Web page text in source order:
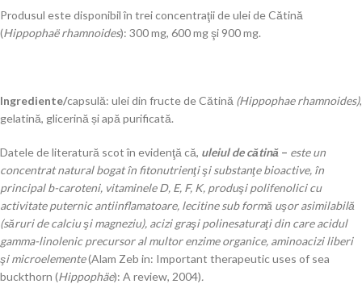
Produsul este disponibil în trei concentraţii de ulei de Cătină
(Hippophaë rhamnoides): 300 mg, 600 mg şi 900 mg.
Ingrediente/capsulă: ulei din fructe de Cătină (Hippophae rhamnoides),
gelatină, glicerină și apă purificată.
Datele de literatură scot în evidenţă că, uleiul de cătină – este un
concentrat natural bogat în fitonutrienţi şi substanţe bioactive, în
principalb-caroteni, vitaminele D, E, F, K, produşi polifenolici cu
activitate puternic antiinflamatoare, lecitine sub formă uşor asimilabilă
(săruri de calciu şi magneziu), acizi graşi polinesaturaţi din care acidul
gamma-linolenic precursor al multor enzime organice, aminoacizi liberi
şi microelemente(Alam Zeb in: Important therapeutic uses of sea
buckthorn (Hippophäe): A review, 2004).